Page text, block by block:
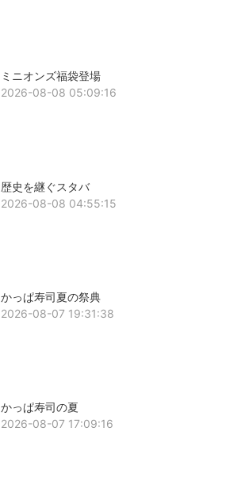
ミニオンズ福袋登場
2026-08-08 05:09:16
歴史を継ぐスタバ
2026-08-08 04:55:15
かっぱ寿司夏の祭典
2026-08-07 19:31:38
かっぱ寿司の夏
2026-08-07 17:09:16